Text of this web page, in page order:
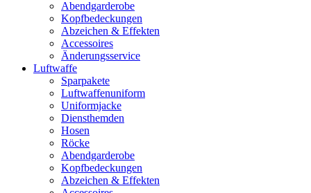
Abendgarderobe
Kopfbedeckungen
Abzeichen & Effekten
Accessoires
Änderungsservice
Luftwaffe
Sparpakete
Luftwaffenuniform
Uniformjacke
Diensthemden
Hosen
Röcke
Abendgarderobe
Kopfbedeckungen
Abzeichen & Effekten